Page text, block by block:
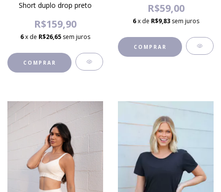
Short duplo drop preto
R$159,90
6x de R$26,65 sem juros
COMPRAR
R$59,00
6 x de R$9,83 sem juros
COMPRAR